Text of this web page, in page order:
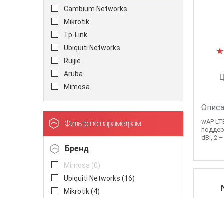
Cambium Networks
Mikrotik
Tp-Link
Ubiquiti Networks
Ruijie
Aruba
Mimosa
Фильтр по параметрам
Бренд
Mimosa (0)
Ubiquiti Networks (16)
Mikrotik (4)
wAP
dBi, 2 –